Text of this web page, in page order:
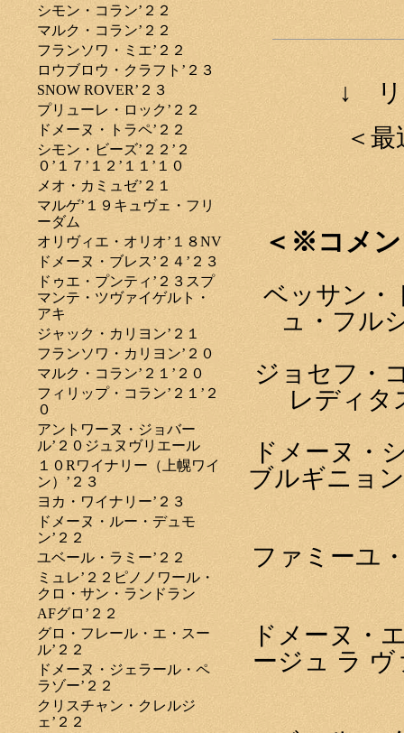
シモン・コラン’２２
マルク・コラン’２２
フランソワ・ミエ’２２
ロウブロウ・クラフト’２３
SNOW ROVER’２３
プリューレ・ロック’２２
ドメーヌ・トラペ’２２
シモン・ビーズ’２２’２
０’１７’１２’１１’１０
メオ・カミュゼ’２１
マルゲ’１９キュヴェ・フリ
ーダム
オリヴィエ・オリオ’１８NV
ドメーヌ・ブレス’２４’２３
ドゥエ・プンティ’２３スプ
マンテ・ツヴァイゲルト・
アキ
ジャック・カリヨン’２１
フランソワ・カリヨン’２０
マルク・コラン’２１’２０
フィリップ・コラン’２１’２
０
アントワーヌ・ジョバー
ル’２０ジュヌヴリエール
１０Rワイナリー（上幌ワイ
ン）’２３
ヨカ・ワイナリー’２３
ドメーヌ・ルー・デュモ
ン’２２
ユベール・ラミー’２２
ミュレ’２２ピノノワール・
クロ・サン・ランドラン
AFグロ’２２
グロ・フレール・エ・スー
ル’２２
ドメーヌ・ジェラール・ペ
ラゾー’２２
クリスチャン・クレルジ
ェ’２２
↓ リ
＜
＜※コメ
ベッサン・
ュ・フル
ジョセフ・
レディタ
ドメーヌ・
ブルギニョ
ファミーユ
ドメーヌ・
ージュ ラ ヴ